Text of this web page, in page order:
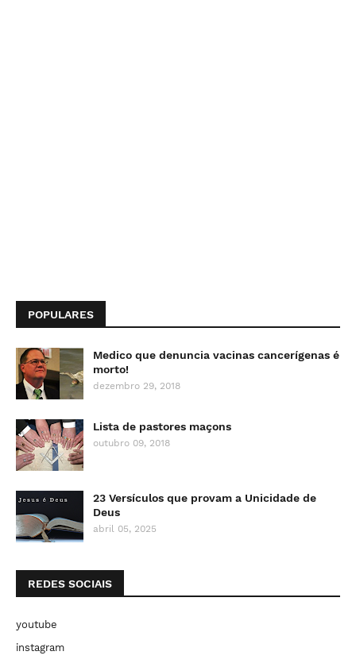
POPULARES
Medico que denuncia vacinas cancerígenas é
morto!
dezembro 29, 2018
Lista de pastores maçons
outubro 09, 2018
23 Versículos que provam a Unicidade de
Deus
abril 05, 2025
REDES SOCIAIS
youtube
instagram